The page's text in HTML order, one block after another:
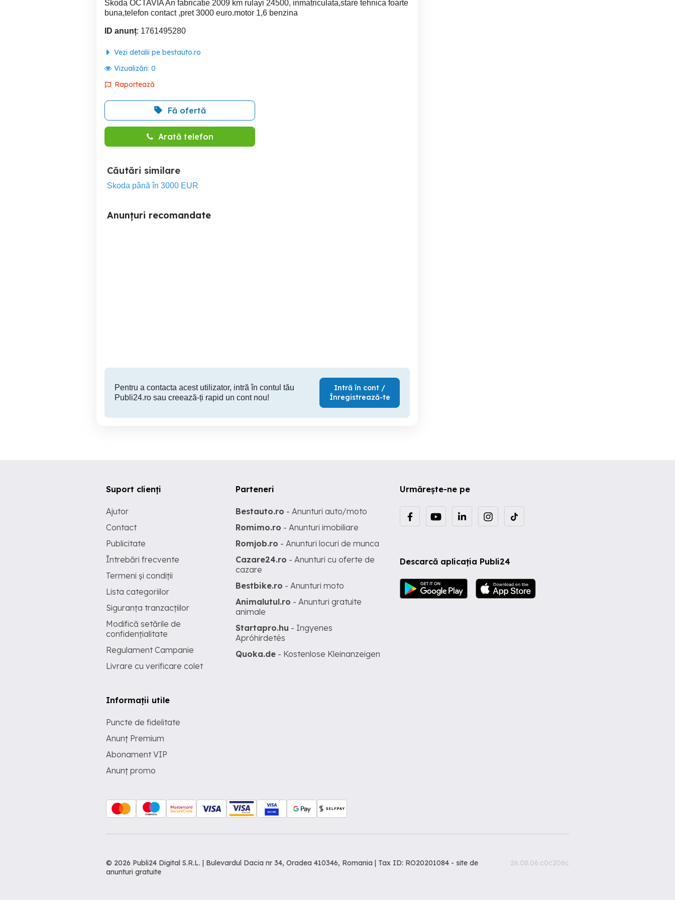
Skoda OCTAVIA An fabricatie 2009 km rulayi 24500, inmatriculata,stare tehnica foarte
buna,telefon contact ,pret 3000 euro.motor 1,6 benzina
ID anunț: 1761495280
Vezi detalii pe bestauto.ro
Vizualizări: 0
Raportează
Fă ofertă
Arată telefon
Căutări similare
Skoda până în 3000 EUR
Anunțuri recomandate
Pentru a contacta acest utilizator, intră în contul tău
Publi24.ro sau creează-ți rapid un cont nou!
Intră în cont /
Înregistrează-te
Urmărește-ne pe
Descarcă aplicația Publi24
Suport clienți
Ajutor
Contact
Publicitate
Întrebări frecvente
Termeni și condiții
Lista categoriilor
Siguranța tranzacțiilor
Modifică setările de
confidențialitate
Regulament Campanie
Livrare cu verificare colet
Informații utile
Puncte de fidelitate
Anunț Premium
Abonament VIP
Anunț promo
Parteneri
Bestauto.ro - Anunturi auto/moto
Romimo.ro - Anunturi imobiliare
Romjob.ro - Anunturi locuri de munca
Cazare24.ro - Anunturi cu oferte de
cazare
Bestbike.ro - Anunturi moto
Animalutul.ro - Anunturi gratuite
animale
Startapro.hu - Ingyenes
Apróhirdetés
Quoka.de - Kostenlose Kleinanzeigen
© 2026 Publi24 Digital S.R.L. | Bulevardul Dacia nr 34, Oradea 410346, Romania | Tax ID: RO20201084 - site de
anunturi gratuite
26.08.06.c0c206c